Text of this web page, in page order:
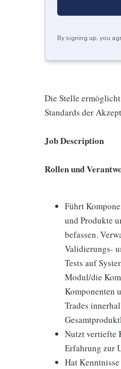
By signing up, you
Die Stelle
Standards der
Job Description
Rollen und
Führt
und Produkte
befassen.
Validierungs-
Tests auf
Modul/die
Komponenten
Trades
Nutzt vertiefte
Erfahrung zur
Hat